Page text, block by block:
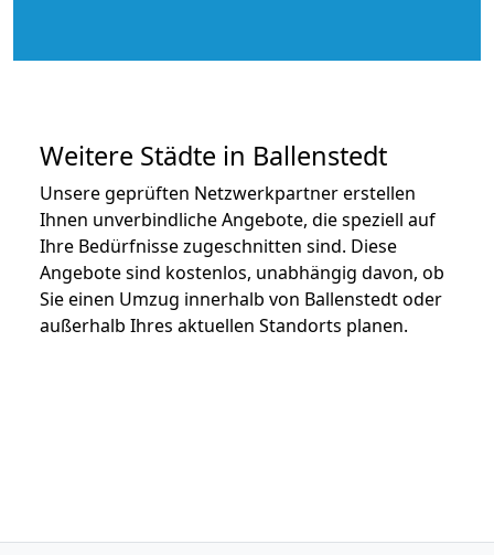
Weitere Städte in Ballenstedt
Unsere geprüften Netzwerkpartner erstellen
Ihnen unverbindliche Angebote, die speziell auf
Ihre Bedürfnisse zugeschnitten sind. Diese
Angebote sind kostenlos, unabhängig davon, ob
Sie einen Umzug innerhalb von Ballenstedt oder
außerhalb Ihres aktuellen Standorts planen.